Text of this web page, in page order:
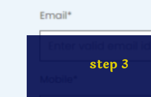
step 3